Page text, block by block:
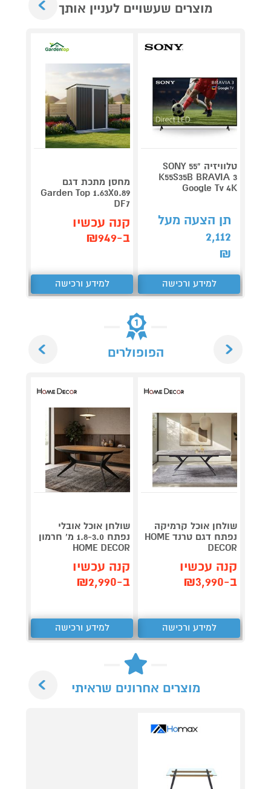
מוצרים שעשויים לעניין אותך
טלוויזיה "55 SONY
K55S35B BRAVIA 3
Google Tv 4K
תן הצעה מעל
2,112
₪
למידע ורכישה
מחסן מתכת דגם
Garden Top 1.63X0.89
DF7
קנה עכשיו
ב-₪949
למידע ורכישה
הפופולרים
שולחן אוכל קרמיקה
נפתח דגם טרנד HOME
DECOR
קנה עכשיו
ב-₪3,990
למידע ורכישה
שולחן אוכל אובלי
נפתח 1.8-3.0 מ' חרמון
HOME DECOR
קנה עכשיו
ב-₪2,990
למידע ורכישה
מוצרים אחרונים שראיתי